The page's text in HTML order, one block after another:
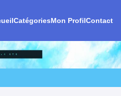
CatégoriesMon ProfilContact